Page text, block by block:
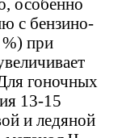
особенно
с бензино-
%) при
гоночных
13-15
и ледяной